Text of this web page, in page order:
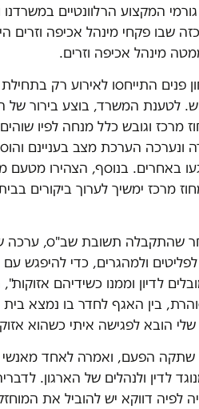
המקצוע הרלוונטיים
שבו פקחי מינהל אכיפה וזרים
מינהל אכיפה וזרים.
פנים התייחסו לאירוע רק
לטענת המשרד, בוצע בירור של
וגובש כלל מנחה לפיו שוהים
ונערכה הערכת מצב בעניינם
באחרים. בנוסף, הצהירו מטעם
מרכז ימשיך לערוך ביקורים
שהתקבלה תשובת שב"ס, ערכה
ולמהגרים, כדי להיפגש
לדיון וממנו כשידיהם
בין האגף לחדר בו נמצא
הובא לפגישה איתי כשהוא אזוק
שתקה הפעם, ואמרה לאחד מאנשי
לדין ולנהלים של הארגון.
לפיה דווקא יש להוביל את